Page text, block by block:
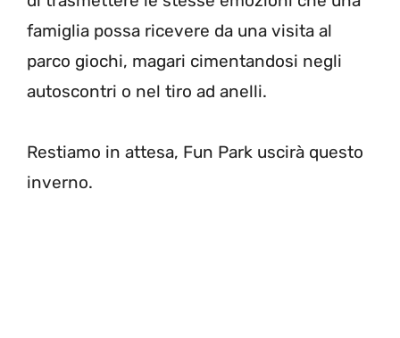
famiglia possa ricevere da una visita al
parco giochi, magari cimentandosi negli
autoscontri o nel tiro ad anelli.
Restiamo in attesa, Fun Park uscirà questo
inverno.